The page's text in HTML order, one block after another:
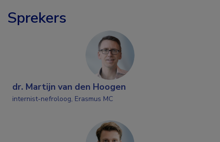
Sprekers
dr. Martijn van den Hoogen
internist-nefroloog, Erasmus MC